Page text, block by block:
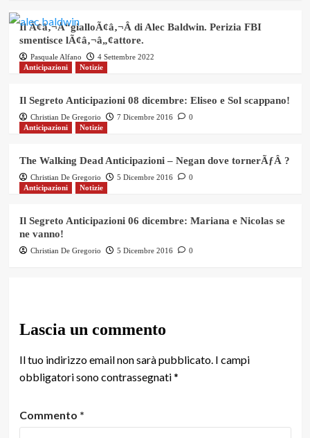
Il Ã¢â‚¬Å“gialloÃ¢â‚¬Â di Alec Baldwin. Perizia FBI
smentisce lÃ¢â‚¬â„¢attore.
Pasquale Alfano
4 Settembre 2022
Anticipazioni
Notizie
Il Segreto Anticipazioni 08 dicembre: Eliseo e Sol scappano!
Christian De Gregorio 7 Dicembre 2016
0
Anticipazioni
Notizie
The Walking Dead Anticipazioni – Negan dove tornerÃƒÂ ?
Christian De Gregorio 5 Dicembre 2016
0
Anticipazioni
Notizie
Il Segreto Anticipazioni 06 dicembre: Mariana e Nicolas se
ne vanno!
Christian De Gregorio 5 Dicembre 2016 0
Lascia un commento
Il tuo indirizzo email non sarà pubblicato. I campi
obbligatori sono contrassegnati*
Commento *